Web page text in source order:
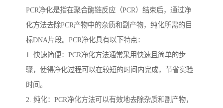
PCR净化是指在聚合酶链反应（PCR）结束后，通过净
化方法去除PCR产物中的杂质和副产物，纯化所需的目
标DNA片段。PCR净化具有以下特点：
1. 快速简便：PCR净化方法通常采用快速且简单的步
骤，使得净化过程可以在较短的时间内完成，节省实验
时间。
2. 纯化：PCR净化方法可以有效地去除杂质和副产物，